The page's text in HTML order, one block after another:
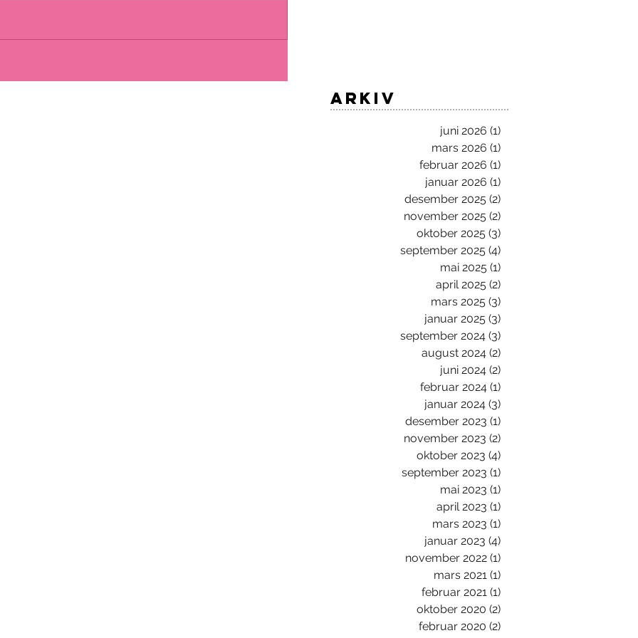
ARKIV
juni 2026 (1)
mars 2026 (1)
februar 2026 (1)
januar 2026 (1)
desember 2025 (2)
november 2025 (2)
oktober 2025 (3)
september 2025 (4)
mai 2025 (1)
april 2025 (2)
mars 2025 (3)
januar 2025 (3)
september 2024 (3)
august 2024 (2)
juni 2024 (2)
februar 2024 (1)
januar 2024 (3)
desember 2023 (1)
november 2023 (2)
oktober 2023 (4)
september 2023 (1)
mai 2023 (1)
april 2023 (1)
mars 2023 (1)
januar 2023 (4)
november 2022 (1)
mars 2021 (1)
februar 2021 (1)
oktober 2020 (2)
februar 2020 (2)